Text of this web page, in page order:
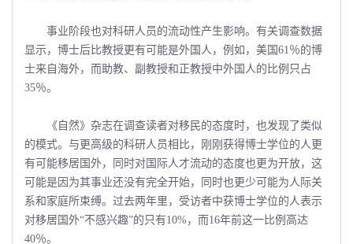
事业阶段也对科研人员的流动性产生影响。有关调查数据
显示，博士后比教授更有可能是外国人，例如，美国61％的博
士来自海外，而助教、副教授和正教授中外国人的比例只占
35％。
《自然》杂志在调查读者对移民的态度时，也发现了类似
的模式。与更高级的科研人员相比，刚刚获得博士学位的人更
有可能移居国外，同时对国际人才流动的态度也更为开放，这
可能是因为其事业还没有完全开始，同时也更少可能为人际关
系和家庭所束缚。过去两年里，受访者中获博士学位的人表示
对移居国外“不感兴趣”的只有10%，而16年前这一比例高达
40％。